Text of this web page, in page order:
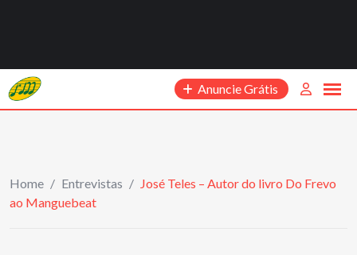
Anuncie Grátis
Home / Entrevistas / José Teles – Autor do livro Do Frevo
ao Manguebeat